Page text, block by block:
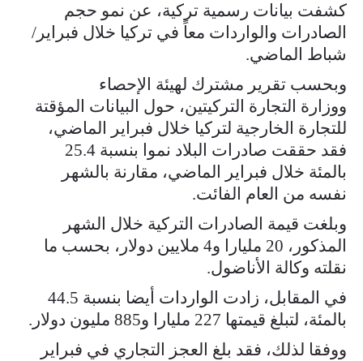
كشفت بيانات رسمية تركية، عن نمو حجم
الصادرات والواردات معاً في تركيا خلال فبراير/
شباط الماضي.
وبحسب تقرير مشترك لهيئة الإحصاء
ووزارة التجارة التركيتين، حول البيانات المؤقتة
للتجارة الخارجية لتركيا خلال فبراير الماضي،
فقد حققت صادرات البلاد نموا بنسبة 25.4
بالمئة خلال فبراير الماضي، مقارنة بالشهر
نفسه من العام الفائت.
وبلغت قيمة الصادرات التركية خلال الشهر
المذكور، 20 مليارا و4 ملايين دولار، بحسب ما
نقلته وكالة الأناضول.
في المقابل، زادت الواردات أيضا بنسبة 44.5
بالمئة، لتبلغ قيمتها 227 مليارا و885 مليون دولار.
ووفقا لذلك، فقد بلغ العجز التجاري في فبراير